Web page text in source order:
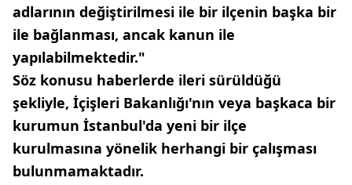
adlarının değiştirilmesi ile bir ilçenin başka bir
ile bağlanması, ancak kanun ile
yapılabilmektedir."
Söz konusu haberlerde ileri sürüldüğü
şekliyle, İçişleri Bakanlığı'nın veya başkaca bir
kurumun İstanbul'da yeni bir ilçe
kurulmasına yönelik herhangi bir çalışması
bulunmamaktadır.